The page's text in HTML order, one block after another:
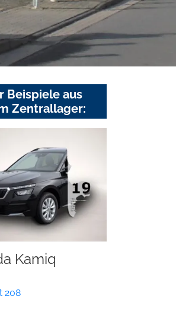
Beispiele aus
Zentrallager:
Kamiq